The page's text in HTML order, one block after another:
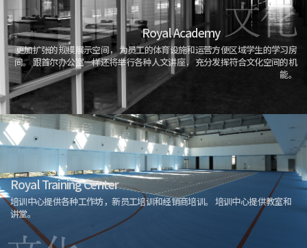
Royal Academy
更加扩张的规模展示空间，为员工的体育设施和运营方便区域学生的学习房
间。 跟首尔办公室一样还将举行各种人文讲座， 充分发挥符合文化空间的机
能。
Royal Training Center
培训中心提供各种工作坊，新员工培训和经销商培训。 培训中心提供教室和
讲堂。